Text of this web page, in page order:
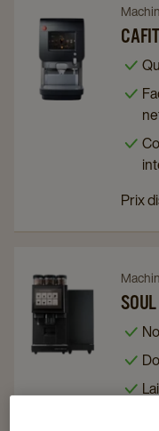
Navigate
Cafitesse
Excellence
Touch
to
details
page
Prix
Navigate
Soul
Self-
details
to
Soul
Self-